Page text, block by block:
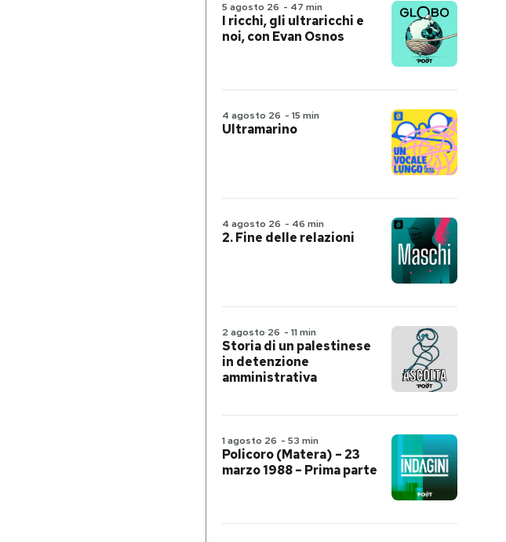
5 agosto 26 - 47 min
I ricchi, gli ultraricchi e
noi, con Evan Osnos
4 agosto 26 - 15 min
Ultramarino
4 agosto 26 - 46 min
2. Fine delle relazioni
2 agosto 26 - 11 min
Storia di un palestinese
in detenzione
amministrativa
1 agosto 26 - 53 min
Policoro (Matera) – 23
marzo 1988 – Prima parte